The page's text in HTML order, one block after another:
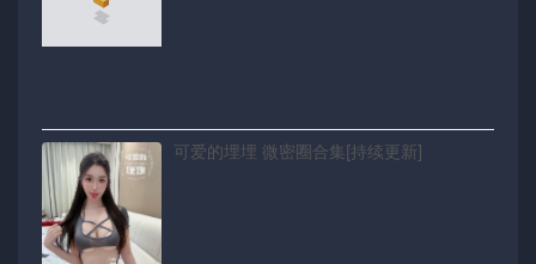
可爱的埋埋 微密圈合集[持续更新]